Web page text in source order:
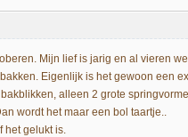
Mijn lief is jarig en al vieren
Eigenlijk is het gewoon een
alleen 2 grote
wordt het maar een bol taartje..
het gelukt is.